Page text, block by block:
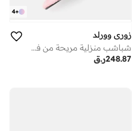
+
4
زوري وورلد
شباشب منزلية مريحة من فرو نباتي ناعم بتصميم قلب
ر.ق248.87